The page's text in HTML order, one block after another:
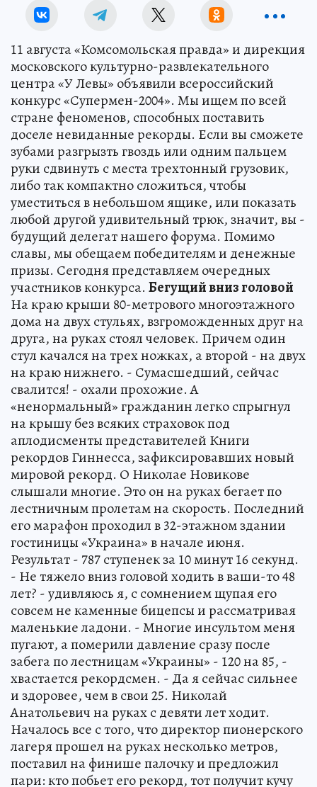
11 августа «Комсомольская правда» и дирекция
московского культурно-развлекательного
центра «У Левы» объявили всероссийский
конкурс «Супермен-2004». Мы ищем по всей
стране феноменов, способных поставить
доселе невиданные рекорды. Если вы сможете
зубами разгрызть гвоздь или одним пальцем
руки сдвинуть с места трехтонный грузовик,
либо так компактно сложиться, чтобы
уместиться в небольшом ящике, или показать
любой другой удивительный трюк, значит, вы -
будущий делегат нашего форума. Помимо
славы, мы обещаем победителям и денежные
призы. Сегодня представляем очередных
участников конкурса. Бегущий вниз головой
На краю крыши 80-метрового многоэтажного
дома на двух стульях, взгроможденных друг на
друга, на руках стоял человек. Причем один
стул качался на трех ножках, а второй - на двух
на краю нижнего. - Сумасшедший, сейчас
свалится! - охали прохожие. А
«ненормальный» гражданин легко спрыгнул
на крышу без всяких страховок под
аплодисменты представителей Книги
рекордов Гиннесса, зафиксировавших новый
мировой рекорд. О Николае Новикове
слышали многие. Это он на руках бегает по
лестничным пролетам на скорость. Последний
его марафон проходил в 32-этажном здании
гостиницы «Украина» в начале июня.
Результат - 787 ступенек за 10 минут 16 секунд.
- Не тяжело вниз головой ходить в ваши-то 48
лет? - удивляюсь я, с сомнением щупая его
совсем не каменные бицепсы и рассматривая
маленькие ладони. - Многие инсультом меня
пугают, а померили давление сразу после
забега по лестницам «Украины» - 120 на 85, -
хвастается рекордсмен. - Да я сейчас сильнее
и здоровее, чем в свои 25. Николай
Анатольевич на руках с девяти лет ходит.
Началось все с того, что директор пионерского
лагеря прошел на руках несколько метров,
поставил на финише палочку и предложил
пари: кто побьет его рекорд, тот получит кучу